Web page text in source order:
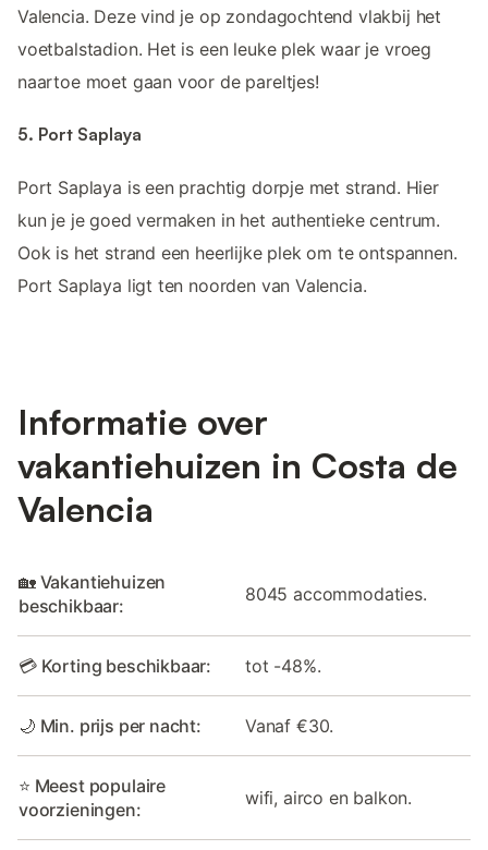
Valencia. Deze vind je op zondagochtend vlakbij het
voetbalstadion. Het is een leuke plek waar je vroeg
naartoe moet gaan voor de pareltjes!
5. Port Saplaya
Port Saplaya is een prachtig dorpje met strand. Hier
kun je je goed vermaken in het authentieke centrum.
Ook is het strand een heerlijke plek om te ontspannen.
Port Saplaya ligt ten noorden van Valencia.
Informatie over
vakantiehuizen in Costa de
Valencia
🏡 Vakantiehuizen
beschikbaar:
8045 accommodaties.
💳 Korting beschikbaar: tot -48%.
🌙 Min. prijs per nacht: Vanaf €30.
⭐ Meest populaire
voorzieningen:
wifi, airco en balkon.